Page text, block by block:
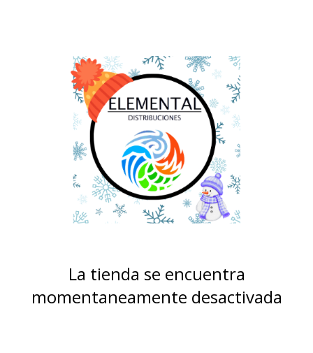
La tienda se encuentra
momentaneamente desactivada